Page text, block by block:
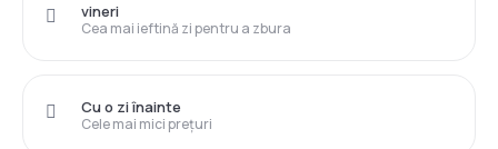
Cea mai ieftină zi pentru a zbura
vineri
Cele mai mici prețuri
Cu o zi înainte